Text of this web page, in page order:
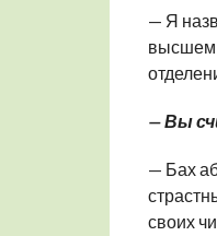
— Я
высшем
— Вы
— Бах
своих